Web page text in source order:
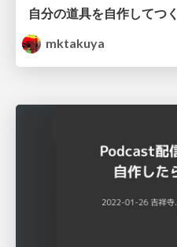
mktakuya